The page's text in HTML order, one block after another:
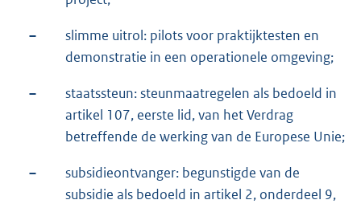
–
slimme uitrol: pilots voor praktijktesten en
demonstratie in een operationele omgeving;
–
staatssteun: steunmaatregelen als bedoeld in
artikel 107, eerste lid, van het Verdrag
betreffende de werking van de Europese Unie;
–
subsidieontvanger: begunstigde van de
subsidie als bedoeld in artikel 2, onderdeel 9,